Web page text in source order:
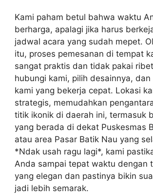
Kami paham betul bahwa waktu
berharga, apalagi jika harus
jadwal acara yang sudah mepet.
itu, proses pemesanan di tempat
sangat praktis dan tidak pakai
hubungi kami, pilih desainnya,
kami yang bekerja cepat. Lokasi
strategis, memudahkan
titik ikonik di daerah ini, termasuk
yang berada di dekat Puskesmas
atau area Pasar Batik Nau yang
*Ndak usah ragu lagi*, kami
Anda sampai tepat waktu dengan
yang elegan dan pastinya bikin
jadi lebih semarak.